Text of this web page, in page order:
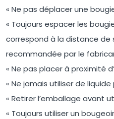
« Ne pas déplacer une
« Toujours espacer les
correspond à la distance de
recommandée par le
« Ne pas placer à proximité
« Ne jamais utiliser de
« Retirer l’emballage avant
« Toujours utiliser un